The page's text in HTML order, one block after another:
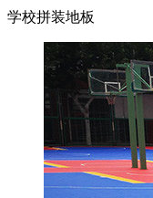
学校拼装地板